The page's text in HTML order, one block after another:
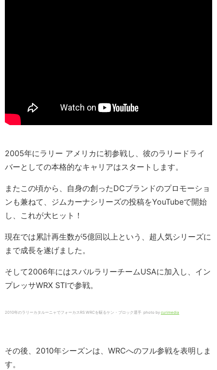
2005年にラリー アメリカに初参戦し、彼のラリードライ
バーとしての本格的なキャリアはスタートします。
またこの頃から、自身の創ったDCブランドのプロモーショ
ンも兼ねて、ジムカーナシリーズの投稿をYouTubeで開始
し、これが大ヒット！
現在では累計再生数が5億回以上という、超人気シリーズに
まで成長を遂げました。
そして2006年にはスバルラリーチームUSAに加入し、イン
プレッサWRX STIで参戦。
2010年のラリーカタルーニャでフォーカスRS WRCを駆るケン・ブロック選手 photo by curimedia
その後、2010年シーズンは、WRCへのフル参戦を表明しま
す。